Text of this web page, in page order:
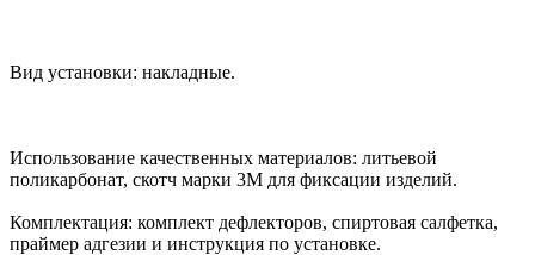
Вид установки: накладные.
Использование качественных материалов: литьевой
поликарбонат, скотч марки 3М для фиксации изделий.
Комплектация: комплект дефлекторов, спиртовая салфетка,
праймер адгезии и инструкция по установке.